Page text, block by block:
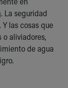
. La seguridad
las cosas que
aliviadores,
de agua